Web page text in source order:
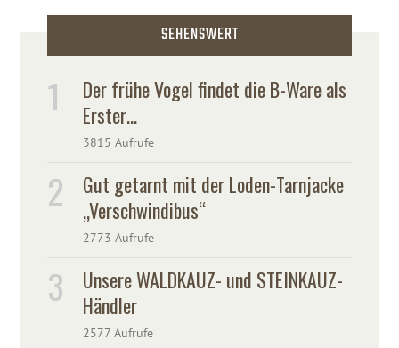
SEHENSWERT
Der frühe Vogel findet die B-Ware als
Erster…
3815 Aufrufe
Gut getarnt mit der Loden-Tarnjacke
„Verschwindibus“
2773 Aufrufe
Unsere WALDKAUZ- und STEINKAUZ-
Händler
2577 Aufrufe